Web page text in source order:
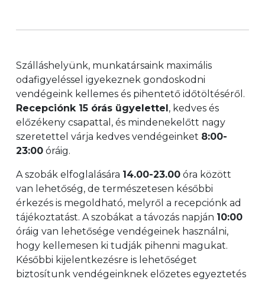
Szálláshelyünk, munkatársaink maximális
odafigyeléssel igyekeznek gondoskodni
vendégeink kellemes és pihentető időtöltéséről.
Recepciónk 15 órás ügyelettel, kedves és
előzékeny csapattal, és mindenekelőtt nagy
szeretettel várja kedves vendégeinket 8:00-
23:00 óráig.
A szobák elfoglalására 14.00-23.00 óra között
van lehetőség, de természetesen későbbi
érkezés is megoldható, melyről a recepciónk ad
tájékoztatást. A szobákat a távozás napján 10:00
óráig van lehetősége vendégeinek használni,
hogy kellemesen ki tudják pihenni magukat.
Későbbi kijelentkezésre is lehetőséget
biztosítunk vendégeinknek előzetes egyeztetés